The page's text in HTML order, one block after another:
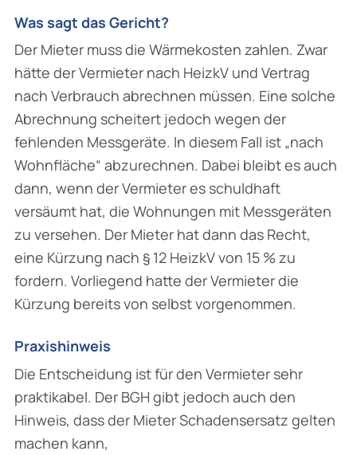
Was sagt das Gericht?
Der Mieter muss die Wärmekosten zahlen. Zwar
hätte der Vermieter nach HeizkV und Vertrag
nach Verbrauch abrechnen müssen. Eine solche
Abrechnung scheitert jedoch wegen der
fehlenden Messgeräte. In diesem Fall ist „nach
Wohnfläche“ abzurechnen. Dabei bleibt es auch
dann, wenn der Vermieter es schuldhaft
versäumt hat, die Wohnungen mit Messgeräten
zu versehen. Der Mieter hat dann das Recht,
eine Kürzung nach § 12 HeizkV von 15 % zu
fordern. Vorliegend hatte der Vermieter die
Kürzung bereits von selbst vorgenommen.
Praxishinweis
Die Entscheidung ist für den Vermieter sehr
praktikabel. Der BGH gibt jedoch auch den
Hinweis, dass der Mieter Schadensersatz gelten
machen kann,